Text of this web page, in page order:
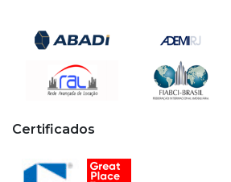
Certificados